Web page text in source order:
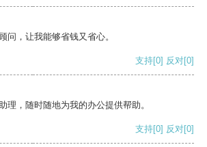
问，让我能够省钱又省心。
支持[0] 反对[0]
理，随时随地为我的办公提供帮助。
支持[0] 反对[0]